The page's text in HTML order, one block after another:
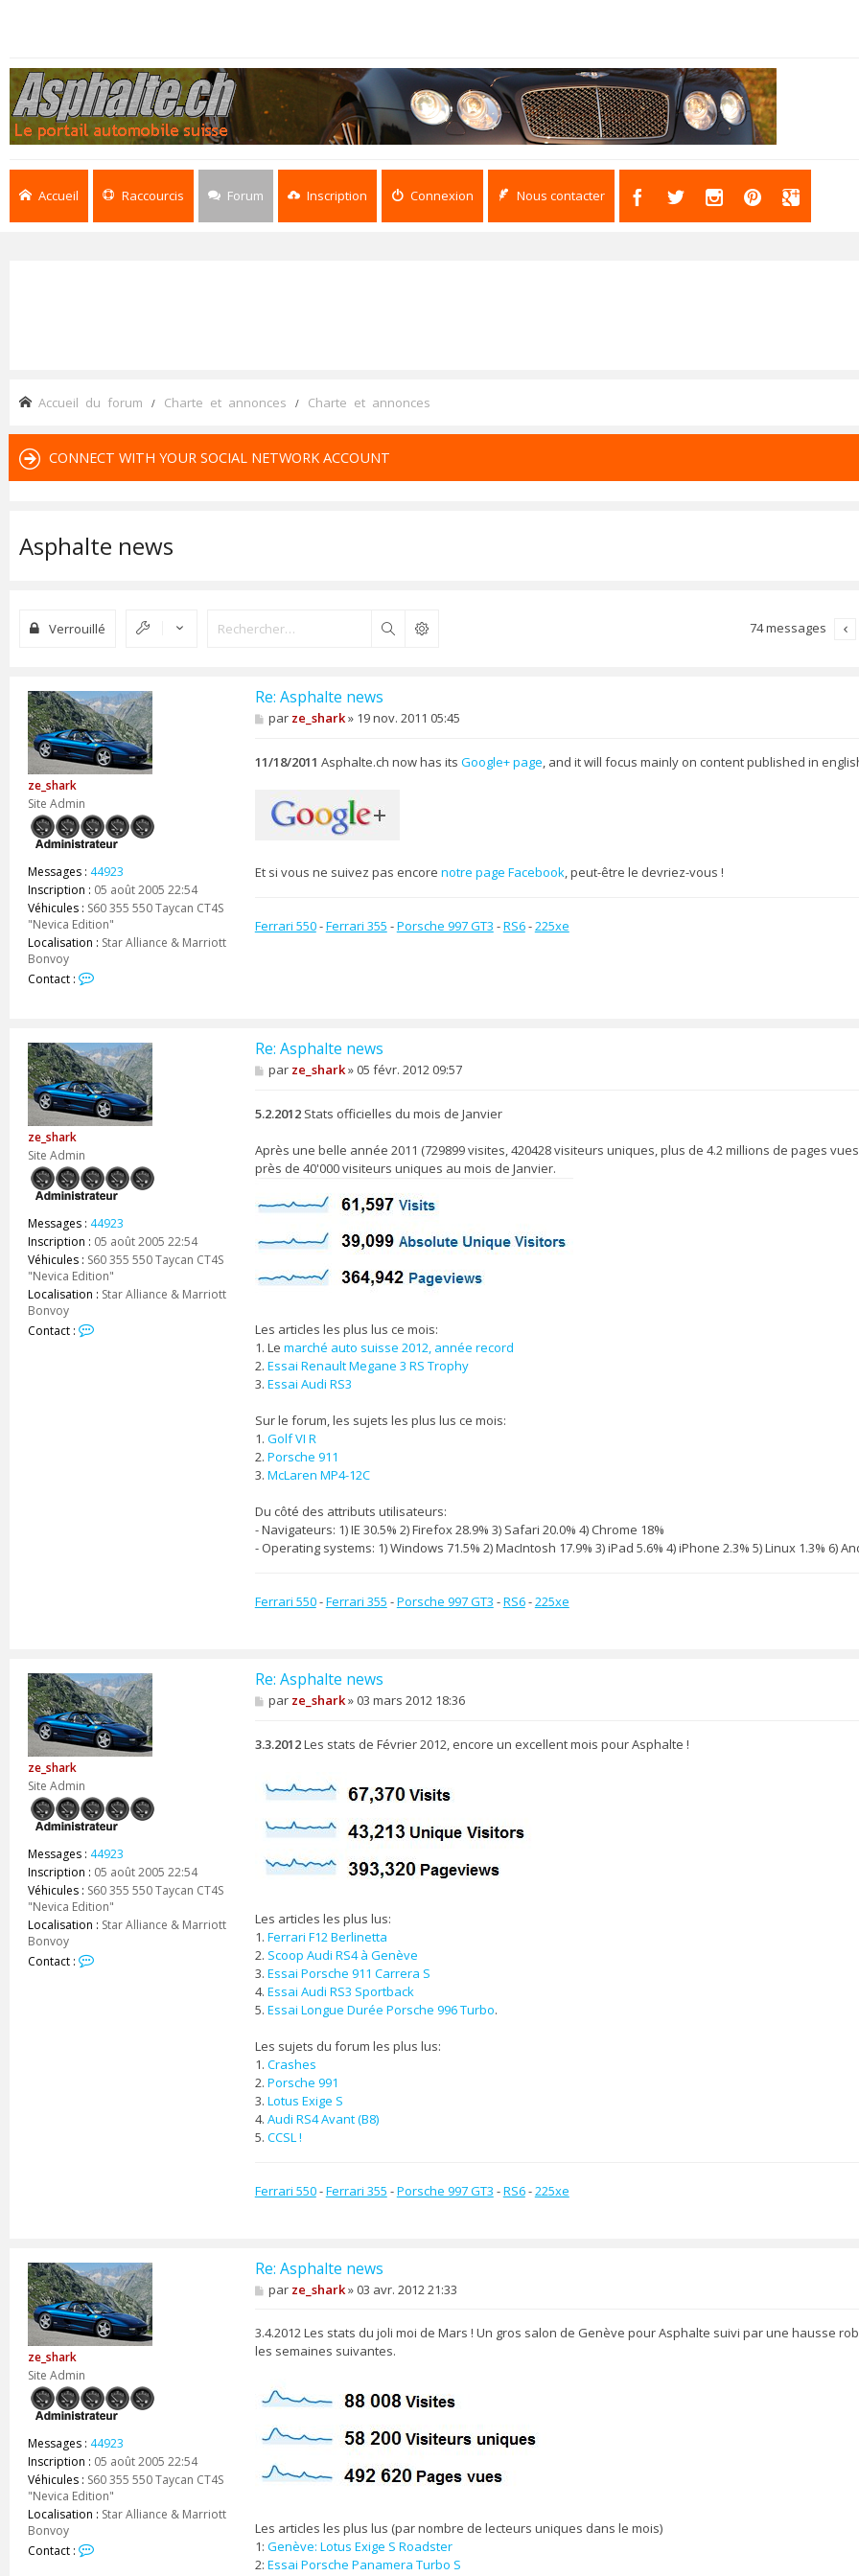
Accueil Raccourcis Forum Inscription Connexion Nous contacter
Accueil du forum Charte et annonces Charte et annonces
CONNECT WITH YOUR SOCIAL NETWORK ACCOUNT
Asphalte news
Verrouillé Rechercher 74 messages
ze_shark
Site Admin
Messages : 44923
Inscription : 05 août 2005 22:54
Véhicules : S60 355 550 Taycan CT4S
"Nevica Edition"
Localisation : Star Alliance & Marriott
Bonvoy
Contact :
a
c
t
e
r
z
s
h
a
r
k
Re: Asphalte news
M
e
s
e
par ze_shark» 19 nov. 2011 05:45
11/18/2011 Asphalte.ch now has its Google+ page, and it will focus mainly on content published in
Et si vous ne suivez pas encore notre page Facebook, peut-être le devriez-vous !
Ferrari 550-Ferrari 355 -Porsche 997 GT3 -RS6-225xe
ze_shark
Site Admin
Messages : 44923
Inscription : 05 août 2005 22:54
Véhicules : S60 355 550 Taycan CT4S
"Nevica Edition"
Localisation : Star Alliance & Marriott
Bonvoy
Contact :
Re: Asphalte news
M
e
s
e
par ze_shark»05 févr. 2012 09:57
5.2.2012Stats officielles du mois de Janvier
Après une belle année 2011 (729899 visites, 420428 visiteurs uniques, plus de 4.2 millions de pages
près de 40'000 visiteurs uniques au mois de Janvier.
Les articles les plus lus ce mois:
1. Le marché auto suisse 2012, année record
2. Essai Renault Megane 3 RS Trophy
3. Essai Audi RS3
Sur le forum, les sujets les plus lus ce mois:
1. Golf VI R
2. Porsche 911
3. McLaren MP4-12C
Du côté des attributs utilisateurs:
- Navigateurs: 1) IE 30.5% 2) Firefox 28.9% 3) Safari 20.0% 4) Chrome 18%
- Operating systems: 1) Windows 71.5% 2) MacIntosh 17.9% 3) iPad 5.6% 4) iPhone 2.3% 5) Linux 1.3% 6)
Ferrari 550-Ferrari 355 -Porsche 997 GT3 -RS6-225xe
ze_shark
Site Admin
Messages : 44923
Inscription : 05 août 2005 22:54
Véhicules : S60 355 550 Taycan CT4S
"Nevica Edition"
Localisation : Star Alliance & Marriott
Bonvoy
Contact :
Re: Asphalte news
M
e
s
e
par ze_shark»03 mars 2012 18:36
3.3.2012Les stats de Février 2012, encore un excellent mois pour Asphalte !
Les articles les plus lus:
1. Ferrari F12 Berlinetta
2. Scoop Audi RS4 à Genève
3. Essai Porsche 911 Carrera S
4. Essai Audi RS3 Sportback
5. Essai Longue Durée Porsche 996 Turbo.
Les sujets du forum les plus lus:
1. Crashes
2. Porsche 991
3. Lotus Exige S
4. Audi RS4 Avant (B8)
5. CCSL !
Ferrari 550-Ferrari 355 -Porsche 997 GT3 -RS6-225xe
ze_shark
Site Admin
Messages : 44923
Inscription : 05 août 2005 22:54
Véhicules : S60 355 550 Taycan CT4S
"Nevica Edition"
Localisation : Star Alliance & Marriott
Bonvoy
Contact :
Re: Asphalte news
M
e
s
a
g
par ze_shark»03 avr. 2012 21:33
3.4.2012 Les stats du joli moi de Mars ! Un gros salon de Genève pour Asphalte suivi par une hausse
les semaines suivantes.
Les articles les plus lus (par nombre de lecteurs uniques dans le mois)
1: Genève: Lotus Exige S Roadster
2: Essai Porsche Panamera Turbo S